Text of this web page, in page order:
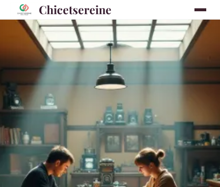
Chicetsereine